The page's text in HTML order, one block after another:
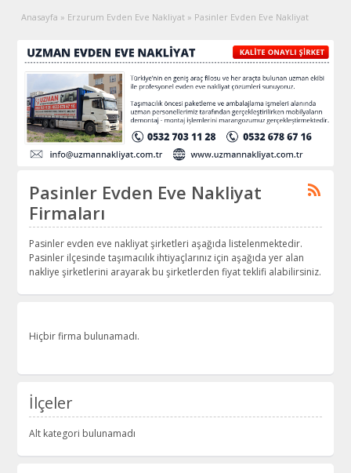
Anasayfa » Erzurum Evden Eve Nakliyat » Pasinler Evden Eve Nakliyat
Pasinler Evden Eve Nakliyat
Firmaları
Pasinler evden eve nakliyat şirketleri aşağıda listelenmektedir.
Pasinler ilçesinde taşımacılık ihtiyaçlarınız için aşağıda yer alan
nakliye şirketlerini arayarak bu şirketlerden fiyat teklifi alabilirsiniz.
Hiçbir firma bulunamadı.
İlçeler
Alt kategori bulunamadı